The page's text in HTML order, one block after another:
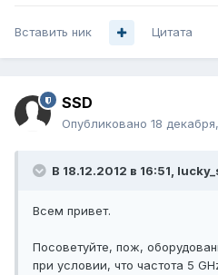
Вставить ник Цитата
SSD
Опубликовано 18
В 18.12.2012 в 16:51,
Всем привет.
Посоветуйте, пож,
при условии, что частота 5